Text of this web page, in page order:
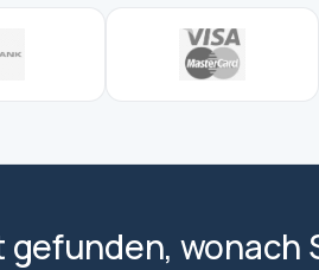
gefunden, wonach